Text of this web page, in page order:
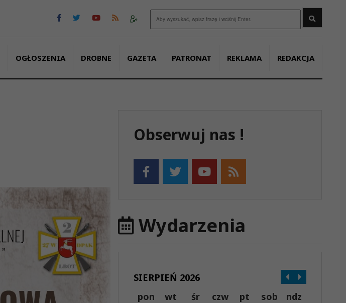
OGŁOSZENIA DROBNE GAZETA PATRONAT REKLAMA REDAKCJA
Obserwuj nas !
Wydarzenia
SIERPIEŃ 2026
pon
wt śr czw pt sob ndz